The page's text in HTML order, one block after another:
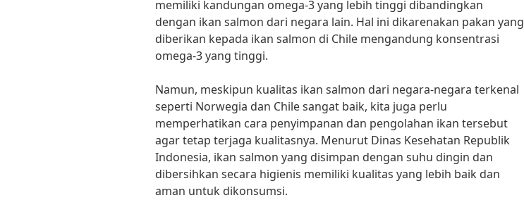
memiliki kandungan omega-3 yang lebih tinggi dibandingkan
dengan ikan salmon dari negara lain. Hal ini dikarenakan pakan yang
diberikan kepada ikan salmon di Chile mengandung konsentrasi
omega-3 yang tinggi.
Namun, meskipun kualitas ikan salmon dari negara-negara terkenal
seperti Norwegia dan Chile sangat baik, kita juga perlu
memperhatikan cara penyimpanan dan pengolahan ikan tersebut
agar tetap terjaga kualitasnya. Menurut Dinas Kesehatan Republik
Indonesia, ikan salmon yang disimpan dengan suhu dingin dan
dibersihkan secara higienis memiliki kualitas yang lebih baik dan
aman untuk dikonsumsi.